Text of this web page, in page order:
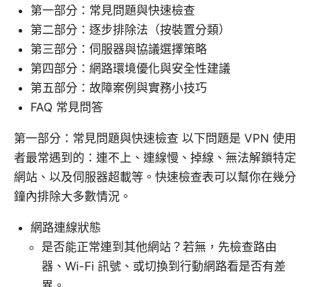
第一部分：常見問題與快速檢查
第二部分：逐步排除法（按裝置分類）
第三部分：伺服器與協議選擇策略
第四部分：網路環境優化與安全性建議
第五部分：故障案例與實務小技巧
FAQ 常見問答
第一部分：常見問題與快速檢查 以下問題是 VPN 使用
者最常遇到的：連不上、連線慢、掉線、無法解鎖特定
網站、以及伺服器超載等。快速檢查表可以幫你在幾分
鐘內排除大多數情況。
網路連線狀態
是否能正常連到其他網站？若無，先檢查路由
器、Wi-Fi 訊號、或切換到行動網路看是否有差